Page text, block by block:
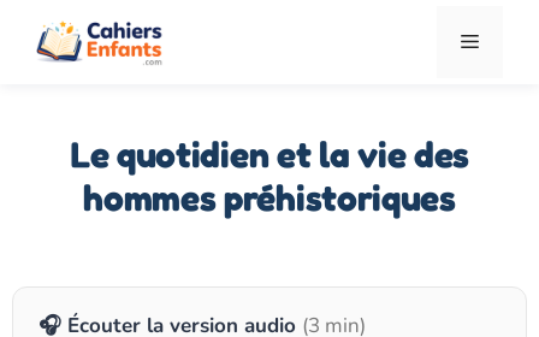
Menu
Le quotidien et la vie des
hommes préhistoriques
🎧 Écouter la version audio (3 min)